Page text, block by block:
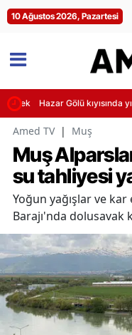
10 Ağustos 2026, Pazartesi
Hazar Gölü kıyısında
Amed TV | Muş
Muş
su tahliyesi
Yoğun yağışlar ve
Barajı'nda dolusavak